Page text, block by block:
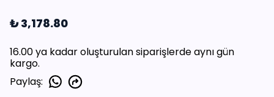
₺ 3,178.80
16.00 ya kadar oluşturulan siparişlerde aynı gün
kargo.
Paylaş: